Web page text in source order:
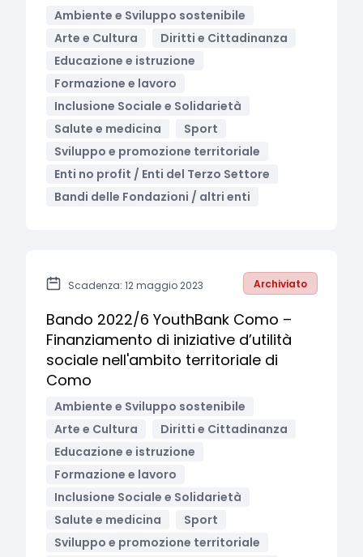
Ambiente e Sviluppo sostenibile
Arte e Cultura
Diritti e Cittadinanza
Educazione e istruzione
Formazione e lavoro
Inclusione Sociale e Solidarietà
Salute e medicina
Sport
Sviluppo e promozione territoriale
Enti no profit / Enti del Terzo Settore
Bandi delle Fondazioni / altri enti
Scadenza: 12 maggio 2023 Archiviato
Bando 2022/6 YouthBank Como –
Finanziamento di iniziative d’utilità
sociale nell'ambito territoriale di
Como
Ambiente e Sviluppo sostenibile
Arte e Cultura
Diritti e Cittadinanza
Educazione e istruzione
Formazione e lavoro
Inclusione Sociale e Solidarietà
Salute e medicina
Sport
Sviluppo e promozione territoriale